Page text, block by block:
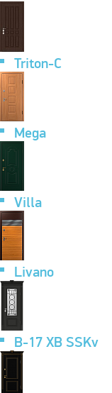
Triton-C
Mega
Villa
Livano
B-17 XB SSKv